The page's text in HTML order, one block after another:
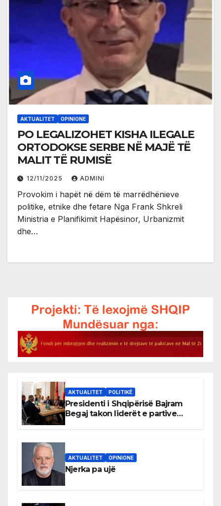
AKTUALITET OPINIONE
PO LEGALIZOHET KISHA ILEGALE
ORTODOKSE SERBE NË MAJË TË
MALIT TË RUMISË
12/11/2025 ADMINI
Provokim i hapët në dëm të marrëdhënieve
politike, etnike dhe fetare Nga Frank Shkreli
Ministria e Planifikimit Hapësinor, Urbanizmit
dhe…
AKTUALITET POLITIKË
Presidenti i Shqipërisë Bajram
Begaj takon liderët e partive
AKTUALITET OPINIONE
Njerka pa ujë